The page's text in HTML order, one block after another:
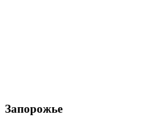
Запорожье